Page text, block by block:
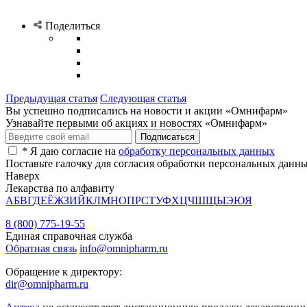
Поделиться
Предыдущая статья Следующая статья
Вы успешно подписались на новости и акции «Омнифарм»
Узнавайте первыми об акциях и новостях «Омнифарм»
* Я даю согласие на обработку персональных данных
Поставьте галочку для согласия обработки персональных
Наверх
Лекарства по алфавиту
АБВГДЕЁЖЗИЙКЛМНОПРСТУФХЦЧШЩЫЭЮЯ
8 (800) 775-19-55
Единая справочная служба
Обратная связь info@omnipharm.ru
Обращение к директору:
dir@omnipharm.ru